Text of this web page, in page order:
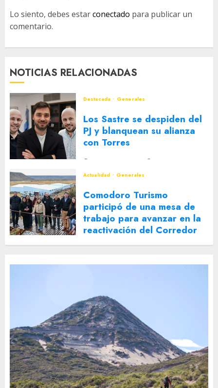
Lo siento, debes estarconectado para publicar un
comentario.
NOTICIAS RELACIONADAS
Destacada Generales
Los Sastre se despiden del
PJ y blanquean su alianza
con Torres
Actualidad
Generales
Comodoro Turismo
participó de una mesa de
trabajo para avanzar en la
reactivación del Corredor
Turístico Integrado